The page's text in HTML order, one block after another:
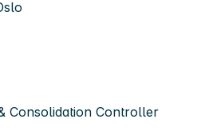
Consolidation Controller